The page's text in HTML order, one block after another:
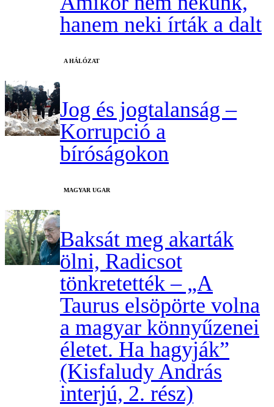
hanem neki írták a dalt
A HÁLÓZAT
Jog és jogtalanság –
Korrupció a
bíróságokon
MAGYAR UGAR
Baksát meg akarták
ölni, Radicsot
tönkretették – „A
Taurus elsöpörte volna
a magyar könnyűzenei
életet. Ha hagyják”
(Kisfaludy András
interjú, 2. rész)